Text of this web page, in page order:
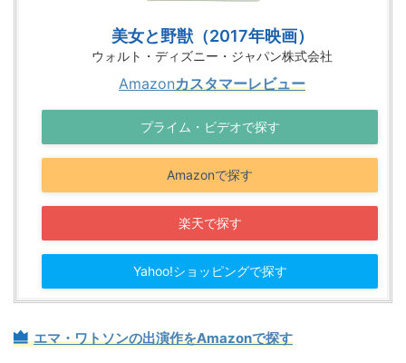
美女と野獣（2017年映画）
ウォルト・ディズニー・ジャパン株式会社
Amazonカスタマーレビュー
プライム・ビデオで探す
Amazonで探す
楽天で探す
Yahoo!ショッピングで探す
エマ・ワトソンの出演作をAmazonで探す